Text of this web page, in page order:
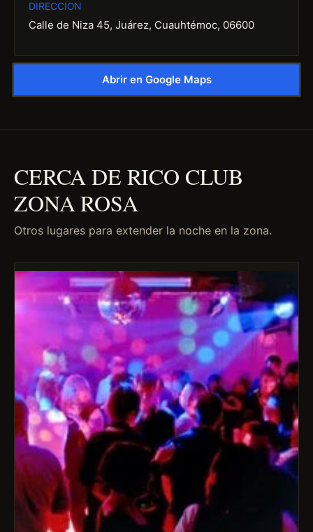
DIRECCION
Calle de Niza 45, Juárez, Cuauhtémoc, 06600
Abrir en Google Maps
CERCA DE RICO CLUB
ZONA ROSA
Otros lugares para extender la noche en la zona.